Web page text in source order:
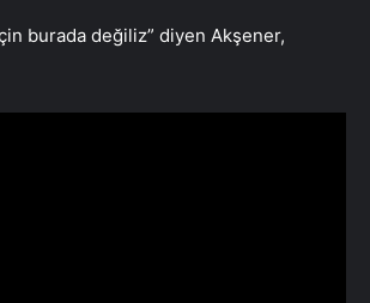
burada değiliz” diyen Akşener,